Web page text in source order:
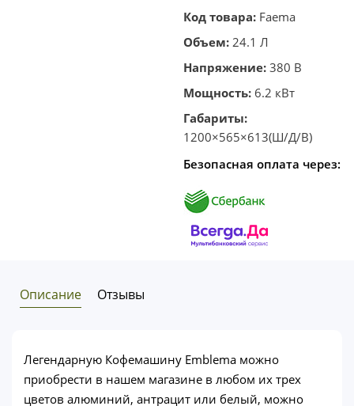
Код товара: Faema
Объем: 24.1 Л
Напряжение: 380 В
Мощность: 6.2 кВт
Габариты:
1200×565×613(Ш/Д/В)
Безопасная оплата через:
Описание Отзывы
Легендарную Кофемашину Emblema можно
приобрести в нашем магазине в любом их трех
цветов алюминий, антрацит или белый, можно